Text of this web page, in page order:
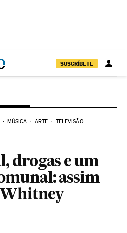
SUSCRÍBETE
MÚSICA ARTE TELEVISÃO
drogas e um
assim
Whitney